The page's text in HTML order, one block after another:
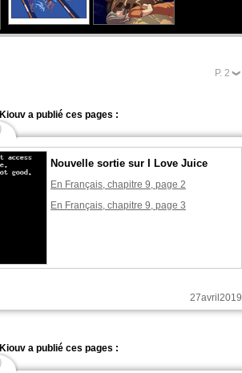
P. 2
Kiouv a publié ces pages :
Nouvelle sortie sur I Love Juice
En Français, chapitre 9, page 2
En Français, chapitre 9, page 3
27avril2019
Kiouv a publié ces pages :